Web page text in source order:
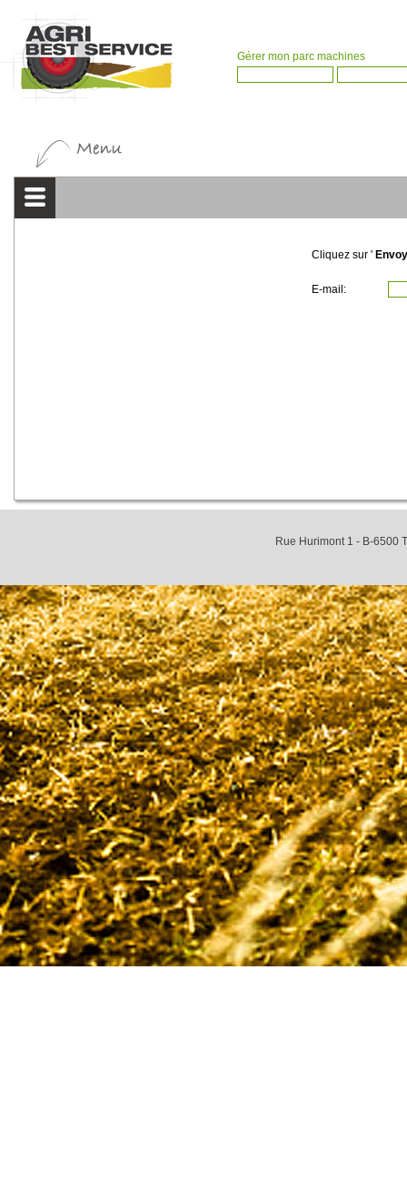
Gérer mon parc machines
Cliquez sur '
E-mail:
Rue Hurimont 1 - B-6500